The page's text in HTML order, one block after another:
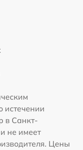
истечении
в Санкт-
не имеет
Цены